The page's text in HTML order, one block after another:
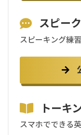
スピー
スピーキング練
トーキ
スマホでできる